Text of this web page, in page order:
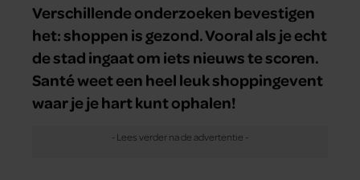
Verschillende onderzoeken bevestigen
het: shoppen is gezond. Vooral als je echt
de stad ingaat om iets nieuws te scoren.
Santé weet een heel leuk shoppingevent
waar je je hart kunt ophalen!